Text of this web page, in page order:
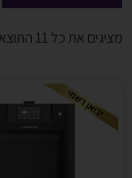
מציגים את כל ⁦11⁩ התוצאות